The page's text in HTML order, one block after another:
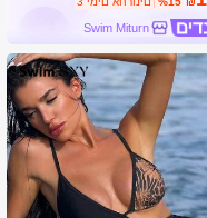
Swim Miturn